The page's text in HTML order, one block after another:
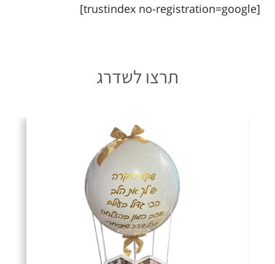
[trustindex no-registration=google]
תרצו לשדרג